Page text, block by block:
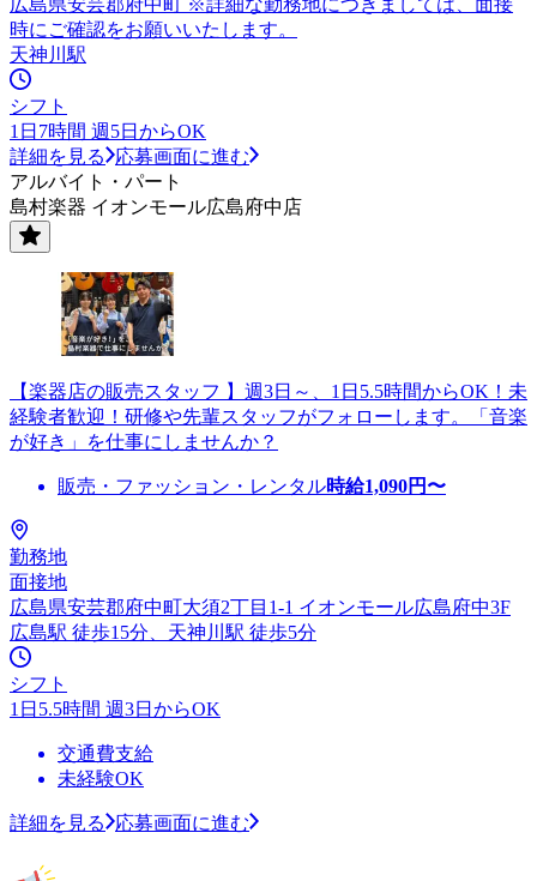
時にご確認をお願いいたします。
天神川駅
シフト
1日7時間 週5日からOK
詳細を見る
応募画面に進む
アルバイト・パート
島村楽器 イオンモール広島府中店
【楽器店の販売スタッフ 】週3日～、1日5.5時間からOK！未
経験者歓迎！研修や先輩スタッフがフォローします。「音楽
が好き」を仕事にしませんか？
販売・ファッション・レンタル時給1,090円〜
勤務地
面接地
広島県安芸郡府中町大須2丁目1-1 イオンモール広島府中3F
広島駅 徒歩15分、天神川駅 徒歩5分
シフト
1日5.5時間 週3日からOK
交通費支給
未経験OK
詳細を見る 応募画面に進む